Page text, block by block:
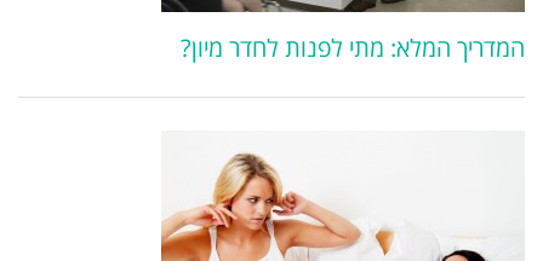
המדריך המלא: מתי לפנות לחדר מיון?